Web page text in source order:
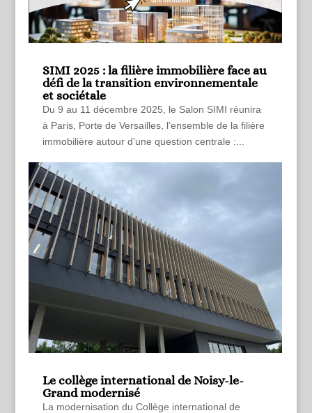
SIMI 2025 : la filière immobilière face au
défi de la transition environnementale
et sociétale
Du 9 au 11 décembre 2025, le Salon SIMI réunira
à Paris, Porte de Versailles, l’ensemble de la filière
immobilière autour d’une question centrale :...
Le collège international de Noisy-le-
Grand modernisé
La modernisation du Collège international de